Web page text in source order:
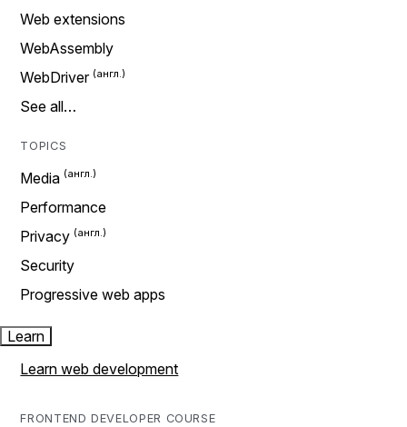
Web extensions
WebAssembly
WebDriver
See all…
TOPICS
Media
Performance
Privacy
Security
Progressive web apps
Learn
Learn web development
FRONTEND DEVELOPER COURSE